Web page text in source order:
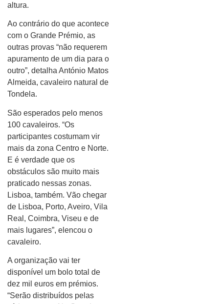
altura.
Ao contrário do que acontece
com o Grande Prémio, as
outras provas “não requerem
apuramento de um dia para o
outro”, detalha António Matos
Almeida, cavaleiro natural de
Tondela.
São esperados pelo menos
100 cavaleiros. “Os
participantes costumam vir
mais da zona Centro e Norte.
E é verdade que os
obstáculos são muito mais
praticado nessas zonas.
Lisboa, também. Vão chegar
de Lisboa, Porto, Aveiro, Vila
Real, Coimbra, Viseu e de
mais lugares”, elencou o
cavaleiro.
A organização vai ter
disponível um bolo total de
dez mil euros em prémios.
“Serão distribuídos pelas